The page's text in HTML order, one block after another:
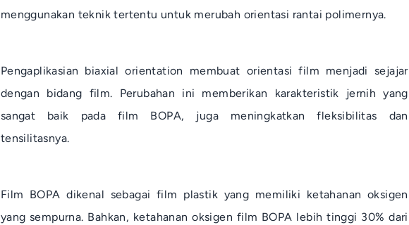
menggunakan teknik tertentu untuk merubah orientasi rantai polimernya.
Pengaplikasian biaxial orientation membuat orientasi film menjadi sejajar
dengan bidang film. Perubahan ini memberikan karakteristik jernih yang
sangat baik pada film BOPA, juga meningkatkan fleksibilitas dan
tensilitasnya.
Film BOPA dikenal sebagai film plastik yang memiliki ketahanan oksigen
yang sempurna. Bahkan, ketahanan oksigen film BOPA lebih tinggi 30% dari